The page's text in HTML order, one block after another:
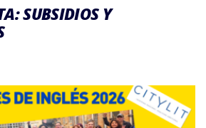
SUBSIDIOS Y